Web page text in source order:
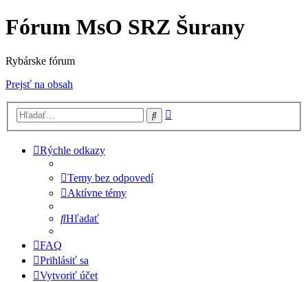
Fórum MsO SRZ Šurany
Rybárske fórum
Prejsť na obsah
Hľadať
Rýchle odkazy
Temy bez odpovedí
Aktívne témy
Hľadať
FAQ
Prihlásiť sa
Vytvoriť účet